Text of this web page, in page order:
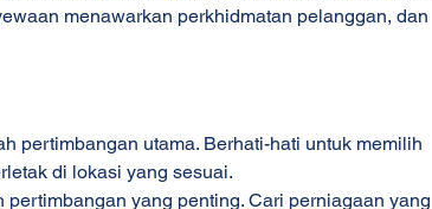
menawarkan perkhidmatan pelanggan, dan
pertimbangan utama. Berhati-hati untuk memilih
di lokasi yang sesuai.
yang penting. Cari perniagaan yang